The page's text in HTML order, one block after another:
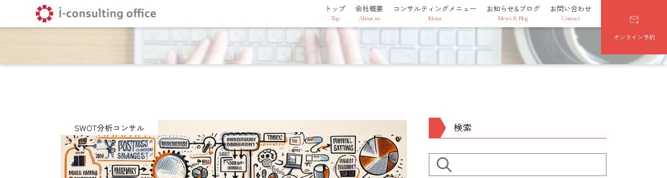
トップ
Top
会社概要
About us
コンサルティングメニュー
Menu
お知らせ&ブログ
News & Blog
お問い合わせ
Contact
オンライン予約
SWOT分析コンサル 検索